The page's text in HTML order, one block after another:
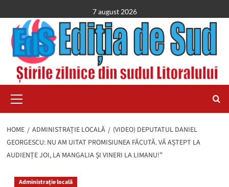
to
content
7 august 2026
Menu
HOME ADMINISTRAȚIE LOCALĂ
(VIDEO) DEPUTATUL DANIEL
GEORGESCU: NU AM UITAT PROMISIUNEA FĂCUTĂ. VĂ AȘTEPT LA
AUDIENȚE JOI, LA MANGALIA ȘI VINERI LA LIMANU!”
Administrație locală